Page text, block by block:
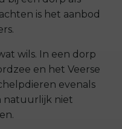
is het aanbod
wils. In een dorp
en het Veerse
evenals
natuurlijk niet